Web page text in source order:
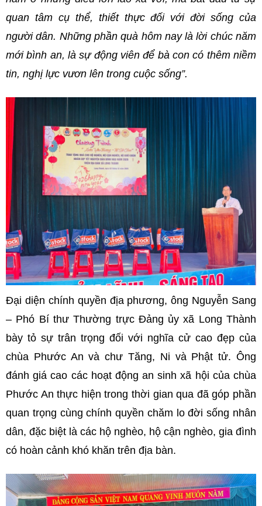
quan tâm cụ thể, thiết thực đối với đời sống của
người dân. Những phần quà hôm nay là lời chúc năm
mới bình an, là sự động viên để bà con có thêm niềm
tin, nghị lực vươn lên trong cuộc sống”.
Đại diện chính quyền địa phương, ông Nguyễn Sang
– Phó Bí thư Thường trực Đảng ủy xã Long Thành
bày tỏ sự trân trọng đối với nghĩa cử cao đẹp của
chùa Phước An và chư Tăng, Ni và Phật tử. Ông
đánh giá cao các hoạt động an sinh xã hội của chùa
Phước An thực hiện trong thời gian qua đã góp phần
quan trọng cùng chính quyền chăm lo đời sống nhân
dân, đặc biệt là các hộ nghèo, hộ cận nghèo, gia đình
có hoàn cảnh khó khăn trên địa bàn.